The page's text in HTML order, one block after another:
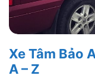
Xe Tâm Bảo
A – Z